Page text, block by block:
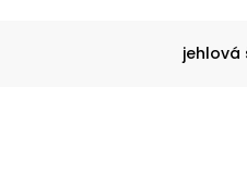
jehlová